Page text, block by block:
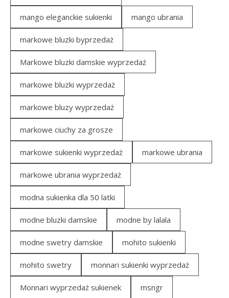
mango eleganckie sukienki mango ubrania
markowe bluzki byprzedaż
Markowe bluzki damskie wyprzedaż
markowe bluzki wyprzedaż
markowe bluzy wyprzedaż
markowe ciuchy za grosze
markowe sukienki wyprzedaż markowe ubrania
markowe ubrania wyprzedaż
modna sukienka dla 50 latki
modne bluzki damskie modne by lalala
modne swetry damskie mohito sukienki
mohito swetry monnari sukienki wyprzedaż
Monnari wyprzedaż sukienek msngr